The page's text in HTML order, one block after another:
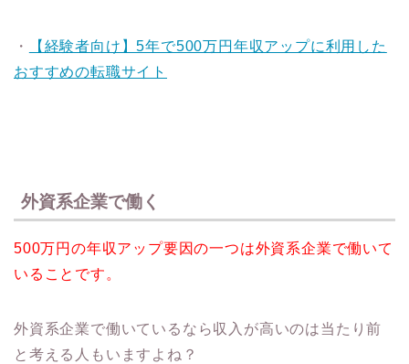
・
【経験者向け】5年で500万円年収アップに利用した
おすすめの転職サイト
外資系企業で働く
500万円の年収アップ要因の一つは外資系企業で働いて
いることです。
外資系企業で働いているなら収入が高いのは当たり前
と考える人もいますよね？